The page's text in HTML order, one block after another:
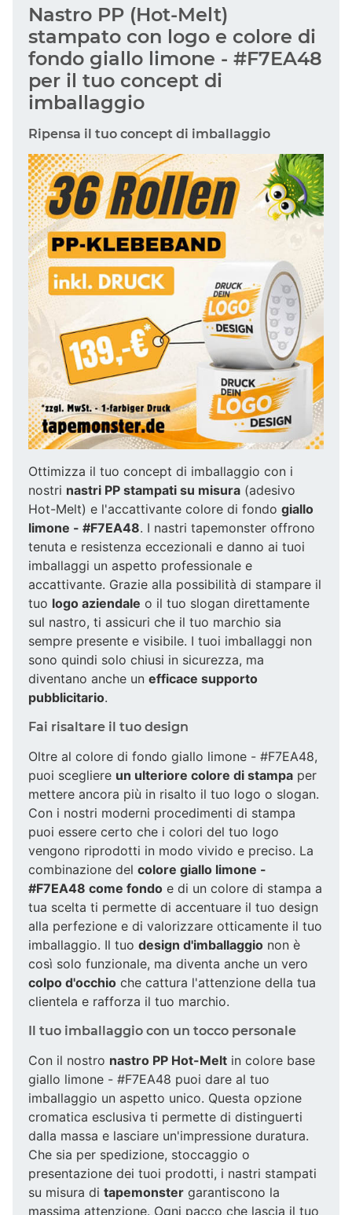
Nastro PP (Hot-Melt)
stampato con logo e colore di
fondo giallo limone - #F7EA48
per il tuo concept di
imballaggio
Ripensa il tuo concept di imballaggio
Ottimizza il tuo concept di imballaggio con i
nostri nastri PP stampati su misura (adesivo
Hot-Melt) e l'accattivante colore di fondo giallo
limone - #F7EA48. I nastri tapemonster offrono
tenuta e resistenza eccezionali e danno ai tuoi
imballaggi un aspetto professionale e
accattivante. Grazie alla possibilità di stampare il
tuo logo aziendale o il tuo slogan direttamente
sul nastro, ti assicuri che il tuo marchio sia
sempre presente e visibile. I tuoi imballaggi non
sono quindi solo chiusi in sicurezza, ma
diventano anche un efficace supporto
pubblicitario.
Fai risaltare il tuo design
Oltre al colore di fondo giallo limone - #F7EA48,
puoi scegliere un ulteriore colore di stampa per
mettere ancora più in risalto il tuo logo o slogan.
Con i nostri moderni procedimenti di stampa
puoi essere certo che i colori del tuo logo
vengono riprodotti in modo vivido e preciso. La
combinazione del colore giallo limone -
#F7EA48 come fondo e di un colore di stampa a
tua scelta ti permette di accentuare il tuo design
alla perfezione e di valorizzare otticamente il tuo
imballaggio. Il tuo design d'imballaggio non è
così solo funzionale, ma diventa anche un vero
colpo d'occhio che cattura l'attenzione della tua
clientela e rafforza il tuo marchio.
Il tuo imballaggio con un tocco personale
Con il nostro nastro PP Hot-Melt in colore base
giallo limone - #F7EA48 puoi dare al tuo
imballaggio un aspetto unico. Questa opzione
cromatica esclusiva ti permette di distinguerti
dalla massa e lasciare un'impressione duratura.
Che sia per spedizione, stoccaggio o
presentazione dei tuoi prodotti, i nastri stampati
su misura di tapemonster garantiscono la
massima attenzione. Ogni pacco che lascia il tuo